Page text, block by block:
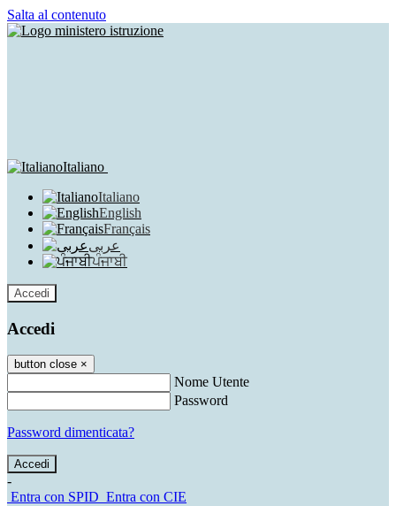
Salta al contenuto
Italiano
Italiano
English
Français
عربى
ਪੰਜਾਬੀ
Accedi
Accedi
button close ×
Nome Utente
Password
Password dimenticata?
-
Entra con SPID Entra con CIE